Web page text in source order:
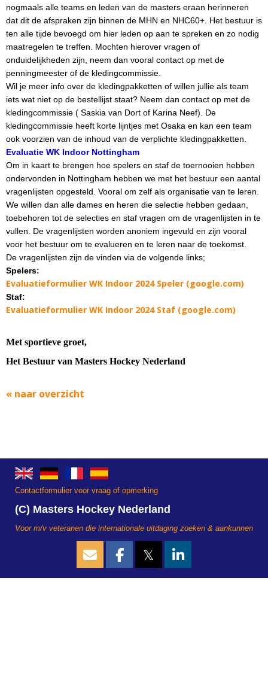
nogmaals alle teams en leden van de masters eraan herinneren
dat dit de afspraken zijn binnen de MHN en NHC60+. Het bestuur is
ten alle tijde bevoegd om hier leden op aan te spreken en zo nodig
maatregelen te treffen. Mochten hierover vragen of
onduidelijkheden zijn, neem dan vooral contact op met de
penningmeester of de kledingcommissie.
Wil je meer info over de kledingpakketten of willen jullie als team
iets wat niet op de bestellijst staat? Neem dan contact op met de
kledingcommissie ( Saskia van Dort of Karina Neef). De
kledingcommissie heeft korte lijntjes met Osaka en kan een team
ook voorzien van de inhoud van de verplichte kledingpakketten.
Evaluatie WK Indoor Nottingham
Om in kaart te brengen hoe spelers en staf de toernooien hebben
ondervonden in Nottingham hebben we met het bestuur een aantal
vragenlijsten opgesteld. Vooral om zelf als organisatie van te leren.
We willen dan alle dames en heren die selectie hebben gedaan,
toebehoren tot de selecties en staf vragen om de vragenlijsten in te
vullen. De vragenlijsten worden anoniem ingevuld en zijn vooral
voor het bestuur om te evalueren en te leren naar de toekomst.
De vragenlijsten zijn de vinden via de volgende links;
Spelers:
Evaluatieformulier WK Indoor 2024 Speler (google.com)
Staf:
Evaluatieformulier WK Indoor 2024 Staf (google.com)
Met sportieve groet,
Het Bestuur van Masters Hockey Nederland
« naar overzicht
Contactformulier voor vraag of opmerking
(C) Masters Hockey Nederland
Voor m/v veteranen die internationale uitdaging zoeken & aankunnen
𝕏